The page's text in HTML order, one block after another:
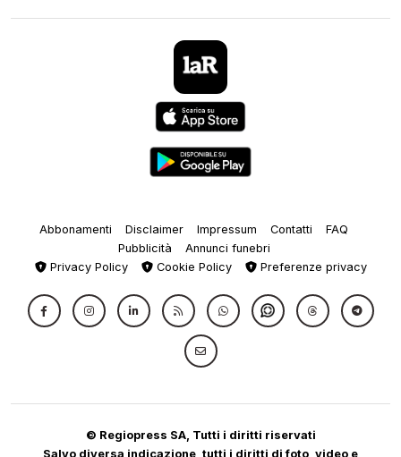
Abbonamenti Disclaimer Impressum Contatti
FAQ
Pubblicità
Annunci funebri
Privacy Policy
Cookie Policy Preferenze privacy
© Regiopress SA, Tutti i diritti riservati
Salvo diversa indicazione, tutti i diritti di foto, video e